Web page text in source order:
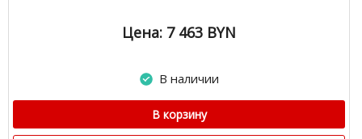
Цена: 7 463 BYN
В наличии
В корзину